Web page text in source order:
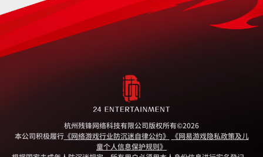
杭州残锋网络科技有限公司版权所有©2026
本公司积极履行《网络游戏行业防沉迷自律公约》
《网易游戏隐私政策及儿
童个人信息保护规则》